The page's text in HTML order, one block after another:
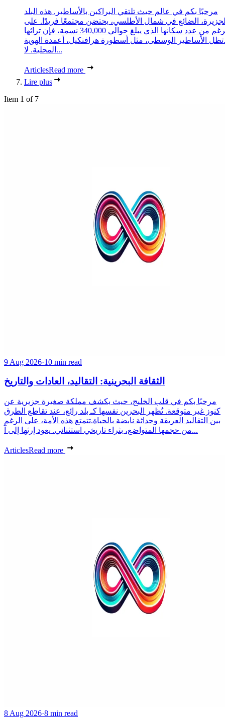
مرحبًا بكم في عالم حيث تلتقي البراكين بالأساطير. هذه البلد
الضائع في شمال الأطلسي، يحتضن مجتمعًا فريدًا. على
الرغم من عدد سكانها الذي يبلغ حوالي 340,000 نسمة، فإن تراثها
الأساطير الوسطى، مثل أسطورة هرافنكيل، أعمدة الهوية
المحلية. لا...
ArticlesRead more
Lire plus
Item 1 of 7
9 Aug 2026·10 min read
الثقافة البحرينية: التقاليد، العادات والتاريخ
مرحبًا بكم في قلب الخليج، حيث يكشف مملكة صغيرة جزيرية عن
كنوز غير متوقعة. تُظهر البحرين نفسها كـ بلد رائع، عند تقاطع الطرق
بين التقاليد العريقة وحداثة نابضة بالحياة.تتمتع هذه الأمة، على الرغم
من حجمها المتواضع، بثراء تاريخي استثنائي. يعود إرثها إلى آ...
ArticlesRead more
8 Aug 2026·8 min read